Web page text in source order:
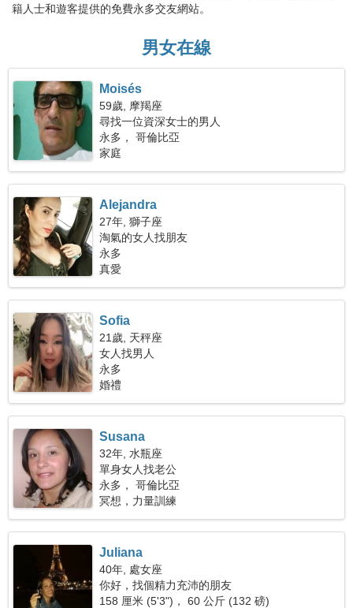
籍人士和遊客提供的免費永多交友網站。
男女在線
Moisés
59歲, 摩羯座
尋找一位資深女士的男人
永多， 哥倫比亞
家庭
Alejandra
27年, 獅子座
淘氣的女人找朋友
永多
真愛
Sofia
21歲, 天秤座
女人找男人
永多
婚禮
Susana
32年, 水瓶座
單身女人找老公
永多， 哥倫比亞
冥想，力量訓練
Juliana
40年, 處女座
你好，找個精力充沛的朋友
158 厘米 (5'3")， 60 公斤 (132 磅)